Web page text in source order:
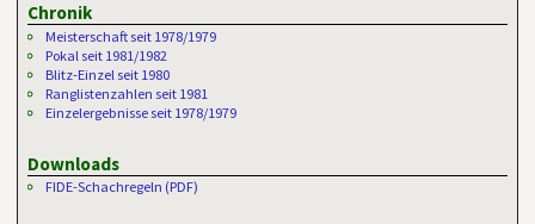
Chronik
Meisterschaft seit 1978/1979
Pokal seit 1981/1982
Blitz-Einzel seit 1980
Ranglistenzahlen seit 1981
Einzelergebnisse seit 1978/1979
Downloads
FIDE-Schachregeln (PDF)